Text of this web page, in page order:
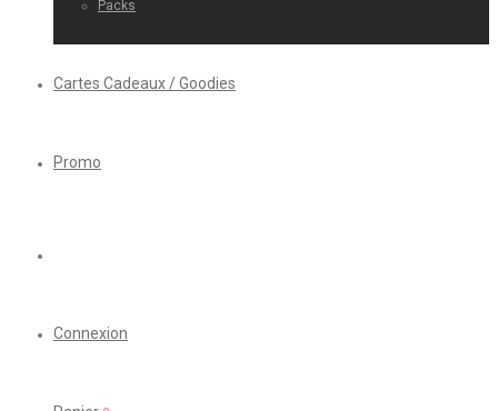
Packs
Cartes Cadeaux / Goodies
Promo
Connexion